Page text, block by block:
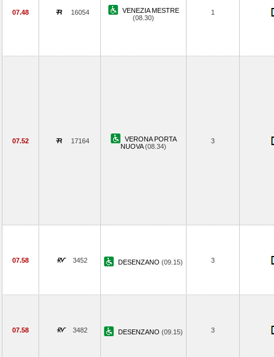
07.48 16054
VENEZIA MESTRE
(08.30)
1
07.52 17164
VERONA PORTA
NUOVA(08.34)
3
07.58 3452 DESENZANO (09.15) 3
07.58 3482 DESENZANO (09.15) 3